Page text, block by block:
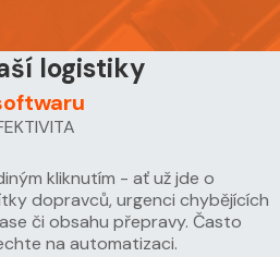
logistiky
kliknutím - ať už jde o
dopravců, urgenci chybějících
či obsahu přepravy. Často
na automatizaci.